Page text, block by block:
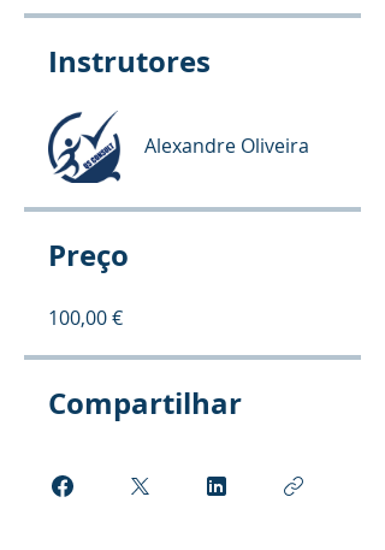
Instrutores
Alexandre Oliveira
Preço
100,00 €
Compartilhar